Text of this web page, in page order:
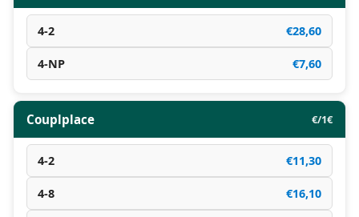
4-2 €28,60
4-NP €7,60
Couplplace €/1€
4-2 €11,30
4-8 €16,10